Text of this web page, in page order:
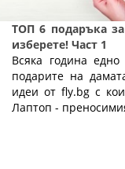
ТОП 6 подаръка
изберете! Част 1
Всяка година
подарите на
идеи от fly.bg с
Лаптоп -